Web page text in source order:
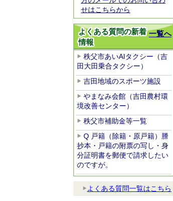
せはこちらから
一覧へ
よくある質問の新着
情報
秩父市あいAIタクシー（吉
田大田乗合タクシー）
吉田地域のスポーツ施設
やまなみ会館（吉田農村環
境改善センター）
秩父市補助金等一覧
Q 戸籍（除籍・原戸籍）謄
抄本・戸籍の附票の写し・身
分証明書を郵便で請求したい
のですが。
よくある質問一覧はこちら